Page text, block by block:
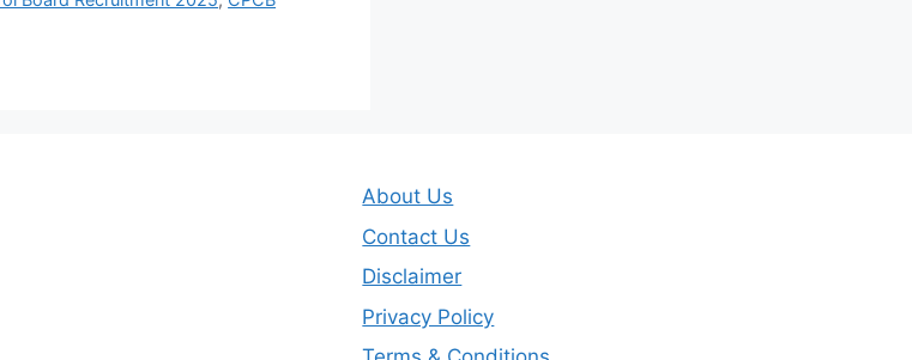
About Us
Contact Us
Disclaimer
Privacy Policy